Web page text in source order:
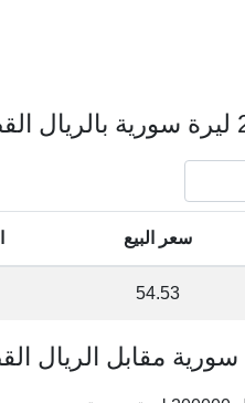
سعر البيع
54.53